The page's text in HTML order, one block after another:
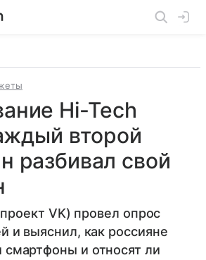
Hi-Tech
второй
разбивал свой
VK) провел опрос
и выяснил, как россияне
и относят ли